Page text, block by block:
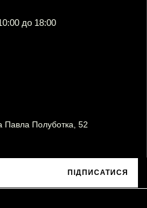
до 18:00
Павла Полуботка, 52
ПІДПИСАТИСЯ